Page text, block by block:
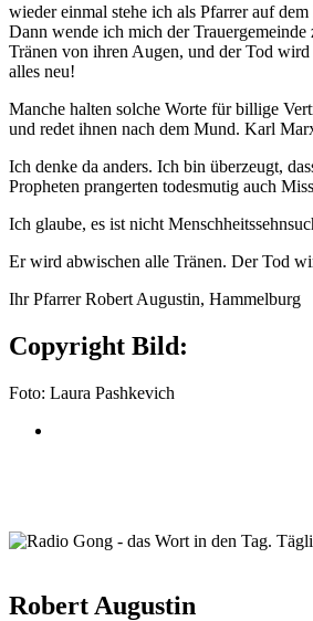
wieder einmal stehe ich als Pfarrer auf
Dann wende ich mich der
Tränen von ihren Augen, und der Tod
alles neu!
Manche halten solche Worte für billige
und redet ihnen nach dem Mund. Karl
Ich denke da anders. Ich bin überzeugt,
Propheten prangerten todesmutig auch
Ich glaube, es ist nicht
Er wird abwischen alle Tränen. Der Tod
Ihr Pfarrer Robert Augustin, Hammelburg
Copyright Bild:
Foto: Laura Pashkevich
Robert Augustin